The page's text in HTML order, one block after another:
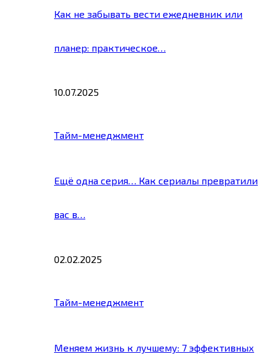
Как не забывать вести ежедневник или
планер: практическое…
10.07.2025
Тайм-менеджмент
Ещё одна серия… Как сериалы превратили
вас в…
02.02.2025
Тайм-менеджмент
Меняем жизнь к лучшему: 7 эффективных